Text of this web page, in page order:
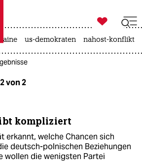
taz zahl ich
zahl ich

taz zahl ich
us-demokraten nahost-konflikt
von 2
kompliziert
erkannt, welche Chancen sich
deutsch-polnischen Beziehungen
wollen die wenigsten Partei